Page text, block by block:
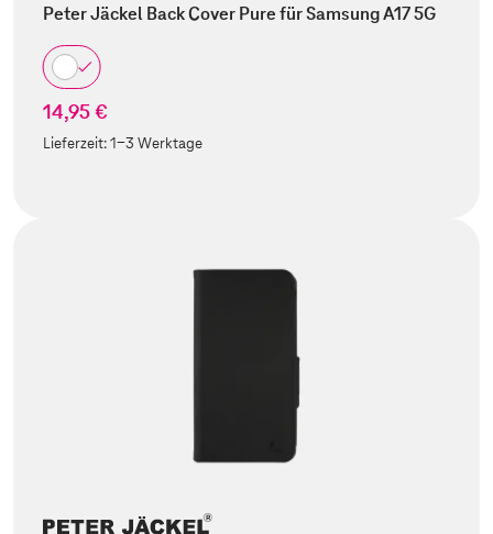
Peter Jäckel Back Cover Pure für Samsung A17 5G
14,95 €
Lieferzeit:1-3 Werktage